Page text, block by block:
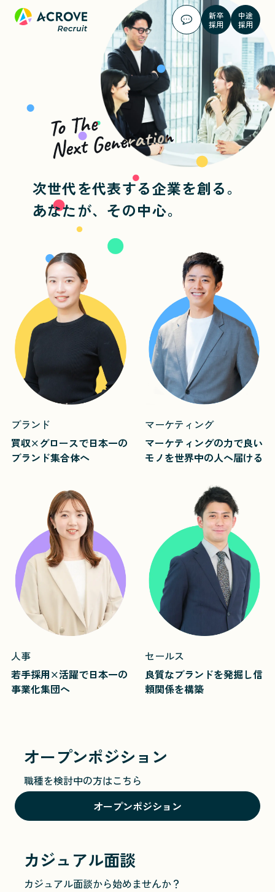
新卒
採用
中途
採用
次世代を代表する企業を創る。
あなたが、その中心。
To The
Next Generation
ブランド
買収×グロースで日本一の
ブランド集合体へ
マーケティング
マーケティングの力で良い
モノを世界中の人へ届ける
人事
若手採用×活躍で日本一の
事業化集団へ
セールス
良質なブランドを発掘し信
頼関係を構築
オープンポジション
職種を検討中の方はこちら
オープンポジション
カジュアル面談
カジュアル面談から始めませんか？